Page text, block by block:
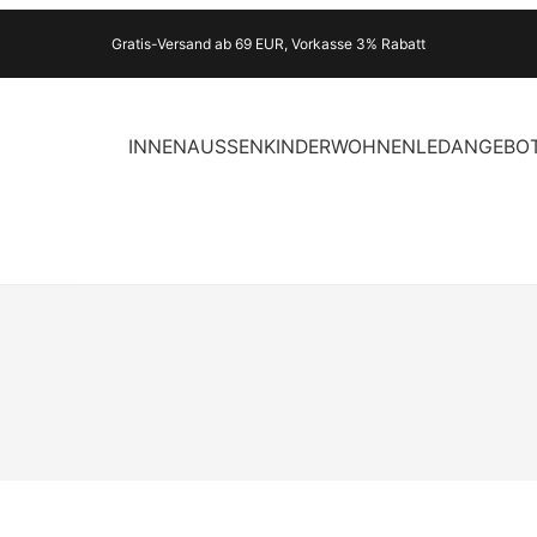
Gratis-Versand ab 69 EUR, Vorkasse 3% Rabatt
INNENAUSSENKINDERWOHNENLED